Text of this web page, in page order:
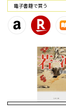
電⼦書籍で買う